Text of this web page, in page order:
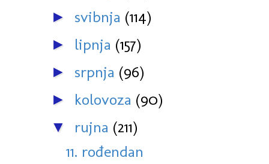
► svibnja (114)
► lipnja (157)
► srpnja (96)
► kolovoza (90)
▼ rujna (211)
11. rođendan